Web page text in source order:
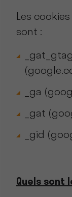
Les
sont :
_ga
_gat
_gid
Quels sont